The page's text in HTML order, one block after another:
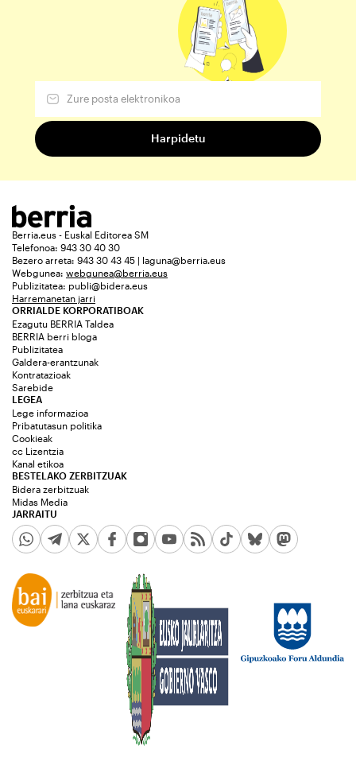
Berria.eus - Euskal Editorea SM
Telefonoa: 943 30 40 30
Bezero arreta: 943 30 43 45 | laguna@berria.eus
Webgunea: webgunea@berria.eus
Publizitatea: publi@bidera.eus
Harremanetan jarri
ORRIALDE KORPORATIBOAK
Ezagutu BERRIA Taldea
BERRIA berri bloga
Publizitatea
Galdera-erantzunak
Kontratazioak
Sarebide
JARRAITU
LEGEA
Lege informazioa
Pribatutasun politika
Cookieak
cc Lizentzia
Kanal etikoa
BESTELAKO ZERBITZUAK
Bidera zerbitzuak
Midas Media